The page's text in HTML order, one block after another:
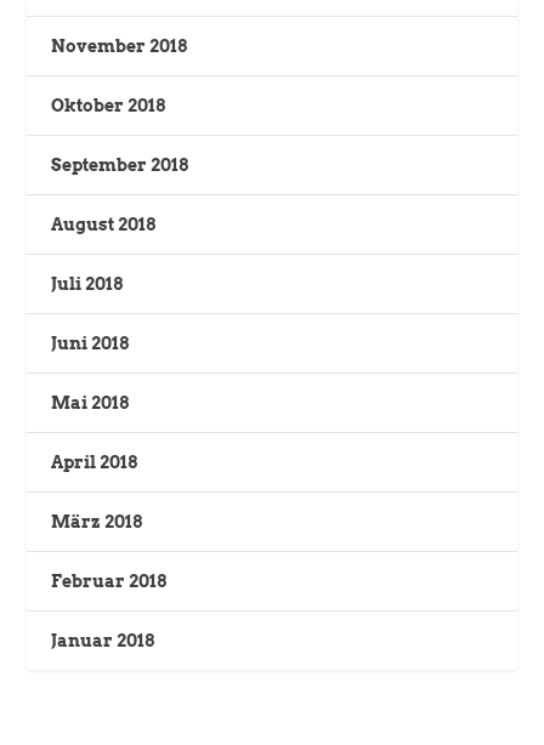
November 2018
Oktober 2018
September 2018
August 2018
Juli 2018
Juni 2018
Mai 2018
April 2018
März 2018
Februar 2018
Januar 2018